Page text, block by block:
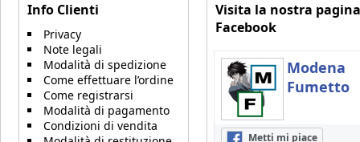
Info Clienti
Privacy
Note legali
Modalità di spedizione
Come effettuare l’ordine
Come registrarsi
Modalità di pagamento
Condizioni di vendita
Visita la nostra pagina
Facebook
Modena
Fumetto
Metti mi piace